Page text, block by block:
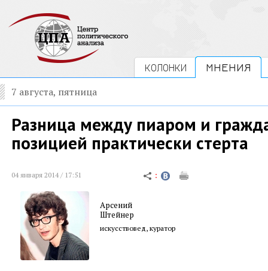
КОЛОНКИ МНЕНИЯ
7 августа, пятница
Разница между пиаром и
позицией практически стерта
04 января 2014 / 17:51
Арсений
Штейнер
искусствовед, куратор